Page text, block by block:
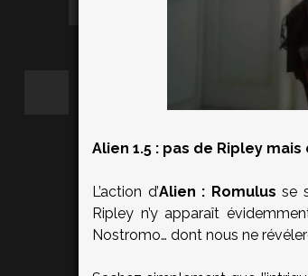
Alien 1.5 : pas de Ripley
L’action d’Alien : Romulus se
Ripley n’y apparaît
Nostromo… dont nous ne